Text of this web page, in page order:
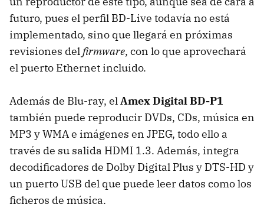
futuro, pues el perfil BD-Live todavía no está
implementado, sino que llegará en próximas
revisiones del firmware, con lo que aprovechará
el puerto Ethernet incluido.
Además de Blu-ray, el Amex Digital BD-P1
también puede reproducir DVDs, CDs, música en
MP3 yWMA e imágenes en JPEG, todo ello a
través de su salida HDMI 1.3. Además, integra
decodificadores de Dolby Digital Plus y DTS-HD y
un puertoUSB del que puede leer datos como los
ficheros de música.